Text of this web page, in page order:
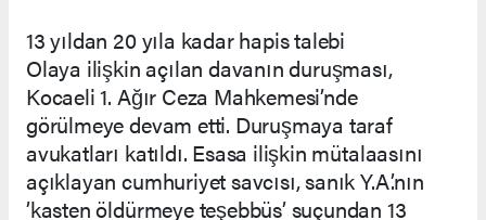
13 yıldan 20 yıla kadar hapis talebi
Olaya ilişkin açılan davanın duruşması,
Kocaeli 1. Ağır Ceza Mahkemesi’nde
görülmeye devam etti. Duruşmaya taraf
avukatları katıldı. Esasa ilişkin mütalaasını
açıklayan cumhuriyet savcısı, sanık Y.A.’nın
’kasten öldürmeye teşebbüs’ suçundan 13